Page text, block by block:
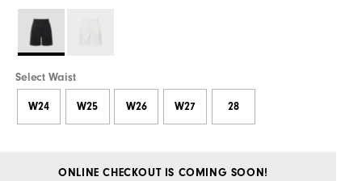
Select Waist
W24 W25 W26 W27 28
ONLINE CHECKOUT IS COMING SOON!